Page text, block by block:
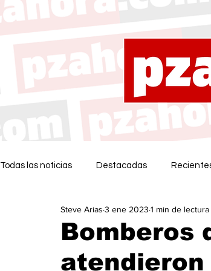
Todas las noticias Destacadas
Bomberos
Steve Arias 3 ene 2023 1 min de lectura